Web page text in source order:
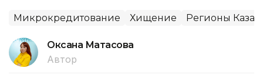
Микрокредитование Хищение Регионы
Оксана Матасова
Автор